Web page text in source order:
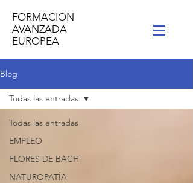
FORMACION
AVANZADA
EUROPEA
Blog
Todas las entradas
EMPLEO
FLORES DE BACH
NATUROPATÍA
Todas las entradas